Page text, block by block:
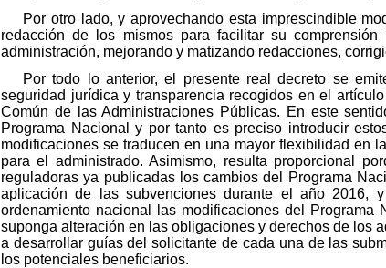
Por otro lado, y aprovechando esta imprescindible
redacción de los mismos para facilitar su
administración, mejorando y matizando redacciones,
Por todo lo anterior, el presente real decreto se
seguridad jurídica y transparencia recogidos en el
Común de las Administraciones Públicas. En este
Programa Nacional y por tanto es preciso introducir
modificaciones se traducen en una mayor flexibilidad en
para el administrado. Asimismo, resulta proporcional
reguladoras ya publicadas los cambios del Programa
aplicación de las subvenciones durante el año 2016,
ordenamiento nacional las modificaciones del
suponga alteración en las obligaciones y derechos de los
a desarrollar guías del solicitante de cada una de las
los potenciales beneficiarios.